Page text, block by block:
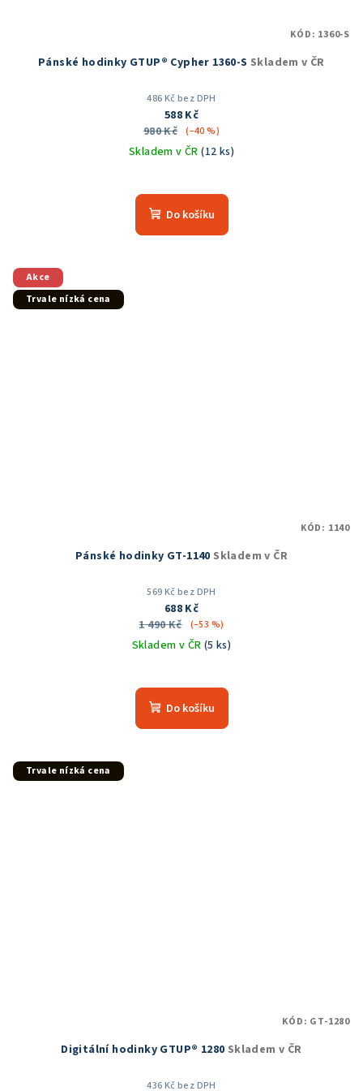
Pánské hodinky GTUP® Cypher 1360-S Skladem v ČR
486 Kč bez DPH
588 Kč
980 Kč (–40 %)
Skladem v ČR(12 ks)
hodnocení
produktu
Do košíku
KÓD: 1360-S
Akce
Trvale nízká cena
Pánské hodinky GT-1140 Skladem v ČR
569 Kč bez DPH
688 Kč
1 490 Kč
(–53 %)
Skladem v ČR (5 ks)
hodnocení
produktu
Do košíku
KÓD: 1140
Trvale nízká cena
Digitální hodinky GTUP® 1280 Skladem v ČR
436 Kč bez DPH
KÓD: GT-1280